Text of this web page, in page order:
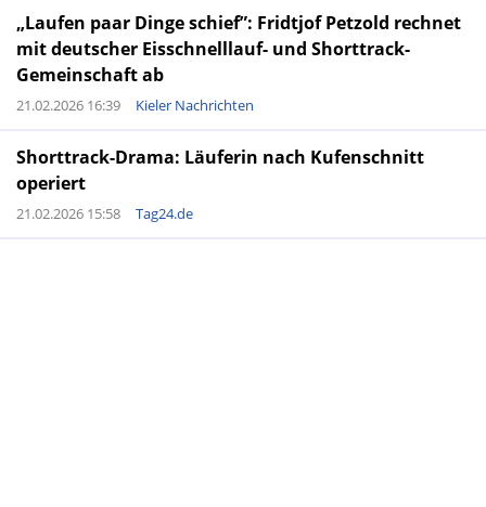
„Laufen paar Dinge schief”: Fridtjof Petzold rechnet
mit deutscher Eisschnelllauf- und Shorttrack-
Gemeinschaft ab
21.02.2026 16:39 Kieler Nachrichten
Shorttrack-Drama: Läuferin nach Kufenschnitt
operiert
21.02.2026 15:58 Tag24.de